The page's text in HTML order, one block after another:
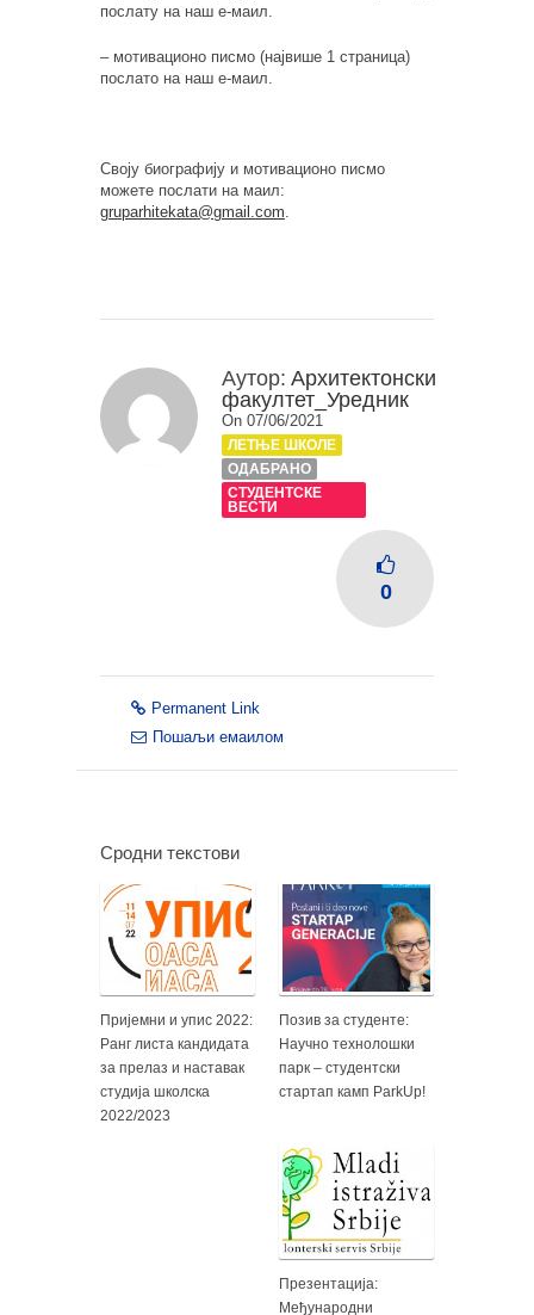
послату на наш е-маил.
– мотивационо писмо (највише 1 страница)
послато на наш е-маил.
Своју биографију и мотивационо писмо
можете послати на маил:
gruparhitekata@gmail.com.
Аутор: Архитектонски
факултет_Уредник
On 07/06/2021
ЛЕТЊЕ ШКОЛЕ
ОДАБРАНО
СТУДЕНТСКЕ
ВЕСТИ
0
Permanent Link
Пошаљи емаилом
Сродни текстови
Пријемни и упис 2022:
Ранг листа кандидата
за прелаз и наставак
студија школска
2022/2023
Позив за студенте:
Научно технолошки
парк – студентски
стартап камп ParkUp!
Презентација:
Међународни